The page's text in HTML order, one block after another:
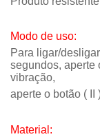
Modo de uso:
Para ligar/
segundos, aperte
vibração,
aperte o botão ( II
Material: